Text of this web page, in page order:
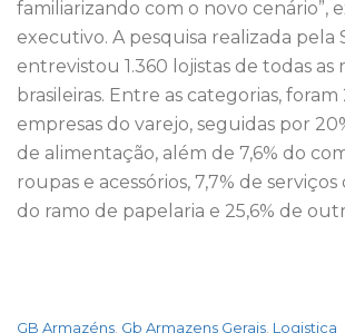
familiarizando com o novo cenário”,
executivo. A pesquisa realizada pela
entrevistou 1.360 lojistas de todas as
brasileiras. Entre as categorias, foram
empresas do varejo, seguidas por
de alimentação, além de 7,6% do
roupas e acessórios, 7,7% de serviços
do ramo de papelaria e 25,6% de
GB Armazéns Gb Armazens Gerais Logistica